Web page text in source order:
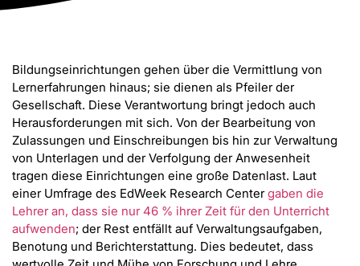
Bildungseinrichtungen gehen über die Vermittlung von
Lernerfahrungen hinaus; sie dienen als Pfeiler der
Gesellschaft. Diese Verantwortung bringt jedoch auch
Herausforderungen mit sich. Von der Bearbeitung von
Zulassungen und Einschreibungen bis hin zur Verwaltung
von Unterlagen und der Verfolgung der Anwesenheit
tragen diese Einrichtungen eine große Datenlast. Laut
einer Umfrage des EdWeek Research Centergaben die
Lehrer an, dass sie nur 46 % ihrer Zeit für den Unterricht
aufwenden; der Rest entfällt auf Verwaltungsaufgaben,
Benotung und Berichterstattung. Dies bedeutet, dass